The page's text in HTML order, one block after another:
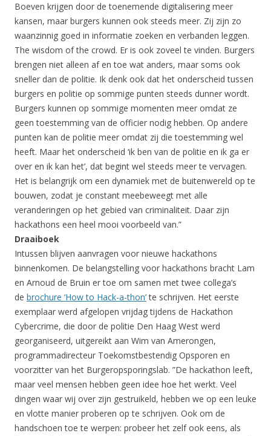
Boeven krijgen door de toenemende digitalisering meer
kansen, maar burgers kunnen ook steeds meer. Zij zijn zo
waanzinnig goed in informatie zoeken en verbanden leggen.
The wisdom of the crowd. Er is ook zoveel te vinden. Burgers
brengen niet alleen af en toe wat anders, maar soms ook
sneller dan de politie. Ik denk ook dat het onderscheid tussen
burgers en politie op sommige punten steeds dunner wordt.
Burgers kunnen op sommige momenten meer omdat ze
geen toestemming van de officier nodig hebben. Op andere
punten kan de politie meer omdat zij die toestemming wel
heeft. Maar het onderscheid ‘ik ben van de politie en ik ga er
over en ik kan het’, dat begint wel steeds meer te vervagen.
Het is belangrijk om een dynamiek met de buitenwereld op te
bouwen, zodat je constant meebeweegt met alle
veranderingen op het gebied van criminaliteit. Daar zijn
hackathons een heel mooi voorbeeld van.”
Draaiboek
Intussen blijven aanvragen voor nieuwe hackathons
binnenkomen. De belangstelling voor hackathons bracht Lam
en Arnoud de Bruin er toe om samen met twee collega’s
de brochure ‘How to Hack-a-thon’te schrijven. Het eerste
exemplaar werd afgelopen vrijdag tijdens de Hackathon
Cybercrime, die door de politie Den Haag West werd
georganiseerd, uitgereikt aan Wim van Amerongen,
programmadirecteur Toekomstbestendig Opsporen en
voorzitter van het Burgeropsporingslab. ”De hackathon leeft,
maar veel mensen hebben geen idee hoe het werkt. Veel
dingen waar wij over zijn gestruikeld, hebben we op een leuke
en vlotte manier proberen op te schrijven. Ook om de
handschoen toe te werpen: probeer het zelf ook eens, als